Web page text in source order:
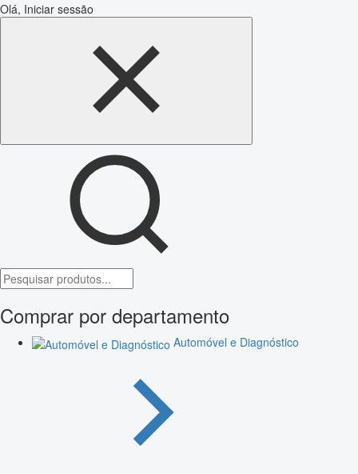
Olá, Iniciar sessão
Comprar por departamento
Automóvel e Diagnóstico